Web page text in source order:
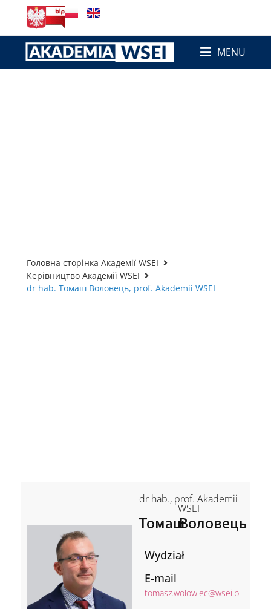
MENU
Головна сторінка Академії WSEI
Керівництво Академії WSEI
dr hab. Томаш Воловець, prof. Akademii WSEI
dr hab., prof. Akademii
WSEI
ТомашВоловець
Wydział
E-mail
tomasz.wolowiec@wsei.pl